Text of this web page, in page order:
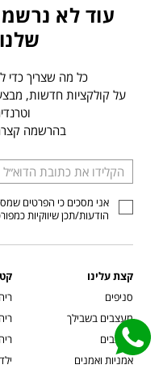
עוד לא
כל מה שצריך כדי
על קולקציות חדשות,
בהרשמה
הכניסו
כתובת
דוא”לאני מסכים כי הפרטים
הודעות/תכן שיווקיות
קצת עלינו
סניפים
מעצבים בשבילך
מעצבים
אמניות ואמנים